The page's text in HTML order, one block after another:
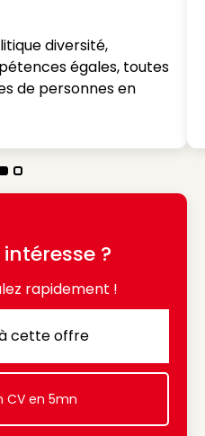
diversité,
égales, toutes
de personnes en
?
rapidement !
Postuler à cette offre
cette offre
Icon decorative
CV en 5mn